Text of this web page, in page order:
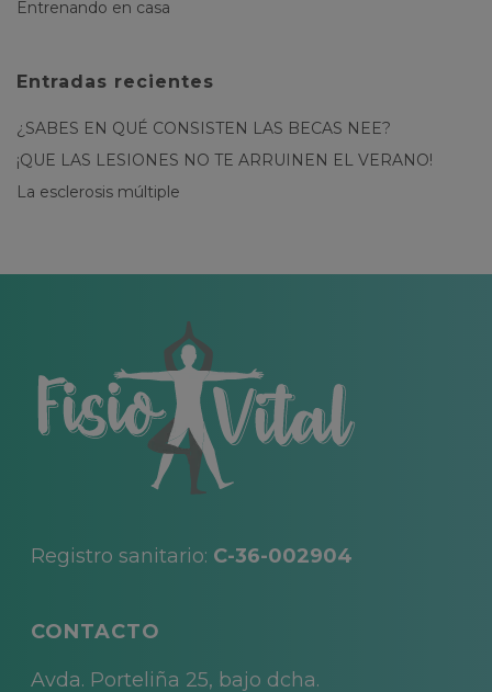
Entrenando en casa
Entradas recientes
¿SABES EN QUÉ CONSISTEN LAS BECAS NEE?
¡QUE LAS LESIONES NO TE ARRUINEN EL VERANO!
La esclerosis múltiple
Registro sanitario: C-36-002904
CONTACTO
Avda. Porteliña 25, bajo dcha.